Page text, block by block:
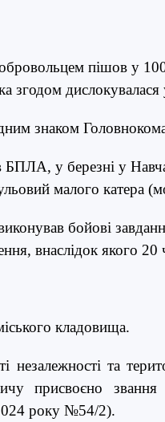
пішов у
дислокувалася
знаком
БПЛА, у березні у
малого катера
бойові
внаслідок якого
кладовища.
та
присвоєно
2024 року №54/2).